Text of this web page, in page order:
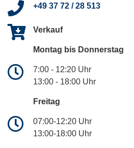
+49 37 72 / 28 513
Verkauf
Montag bis Donnerstag
7:00 - 12:20 Uhr
13:00 - 18:00 Uhr
Freitag
07:00-12:20 Uhr
13:00-18:00 Uhr